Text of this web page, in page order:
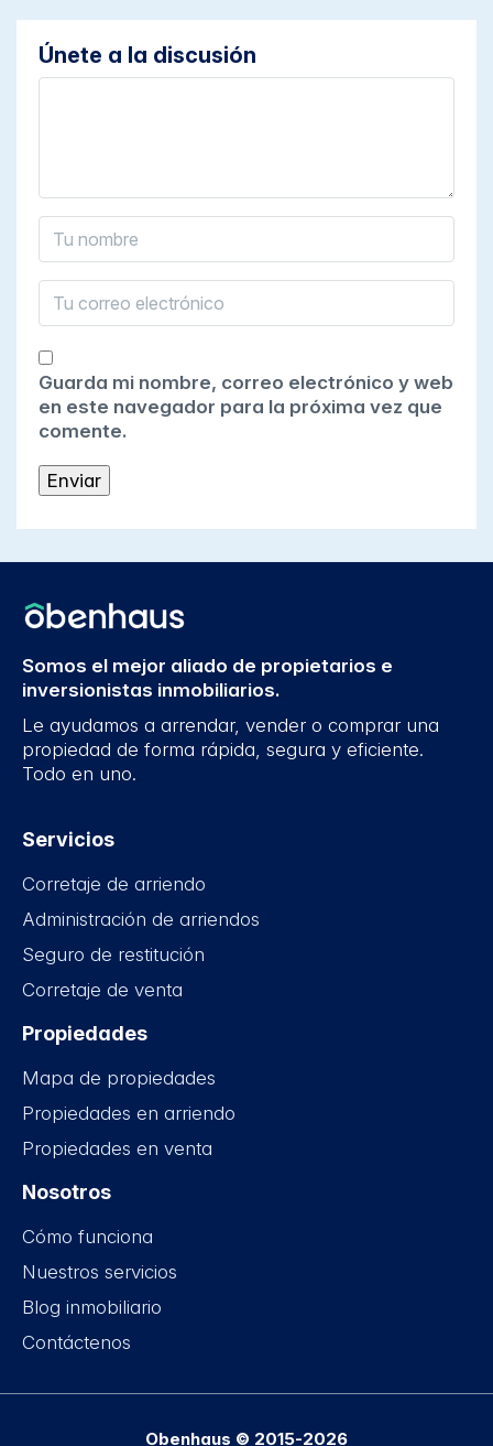
Únete a la discusión
Guarda mi nombre, correo electrónico y web
en este navegador para la próxima vez que
comente.
Somos el mejor aliado de propietarios e
inversionistas inmobiliarios.
Le ayudamos a arrendar, vender o comprar una
propiedad de forma rápida, segura y eficiente.
Todo en uno.
Servicios
Corretaje de arriendo
Administración de arriendos
Seguro de restitución
Corretaje de venta
Propiedades
Mapa de propiedades
Propiedades en arriendo
Propiedades en venta
Nosotros
Cómo funciona
Nuestros servicios
Blog inmobiliario
Contáctenos
Obenhaus © 2015-2026